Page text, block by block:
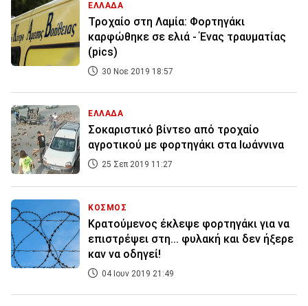
ΕΛΛΑΔΑ
Τροχαίο στη Λαμία: Φορτηγάκι
καρφώθηκε σε ελιά - Ένας τραυματίας
(pics)
30 Νοε 2019 18:57
ΕΛΛΑΔΑ
Σοκαριστικό βίντεο από τροχαίο
αγροτικού με φορτηγάκι στα Ιωάννινα
25 Σεπ 2019 11:27
ΚΟΣΜΟΣ
Kρατούμενος έκλεψε φορτηγάκι για να
επιστρέψει στη... φυλακή και δεν ήξερε
καν να οδηγεί!
04 Ιουν 2019 21:49